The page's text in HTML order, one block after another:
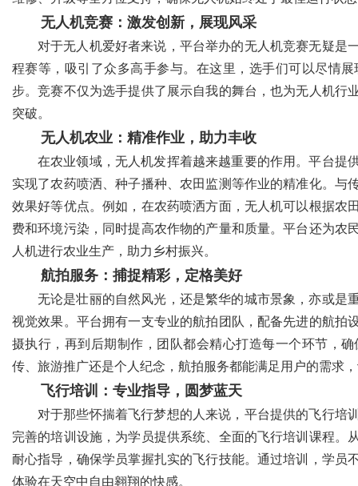
无人机竞赛：激发创新，展现风采
对于无人机爱好者来说，平台举办的无人机竞赛无疑是
程赛等，吸引了众多高手参与。在这里，选手们可以尽情
步。竞赛不仅为选手提供了展示自我的舞台，也为无人机
突破。
无人机农业：精准作业，助力丰收
在农业领域，无人机发挥着越来越重要的作用。平台提
实现了农药喷洒、种子播种、农田监测等作业的精准化。
效果好等优点。例如，在农药喷洒方面，无人机可以根据农
费和环境污染，同时提高农作物的产量和质量。平台还为
人机进行农业生产，助力乡村振兴。
航拍服务：捕捉精彩，定格美好
无论是壮丽的自然风光，还是繁华的城市景象，亦或是
视觉效果。平台拥有一支专业的航拍团队，配备先进的航拍
摄执行，再到后期制作，团队都会精心打造每一个环节，
传、旅游推广还是个人纪念，航拍服务都能满足用户的需求
飞行培训：专业指导，圆梦蓝天
对于那些怀揣着飞行梦想的人来说，平台提供的飞行培
完善的培训设施，为学员提供系统、全面的飞行培训课程
耐心指导，确保学员掌握扎实的飞行技能。通过培训，学员
体验在天空中自由翱翔的快感。